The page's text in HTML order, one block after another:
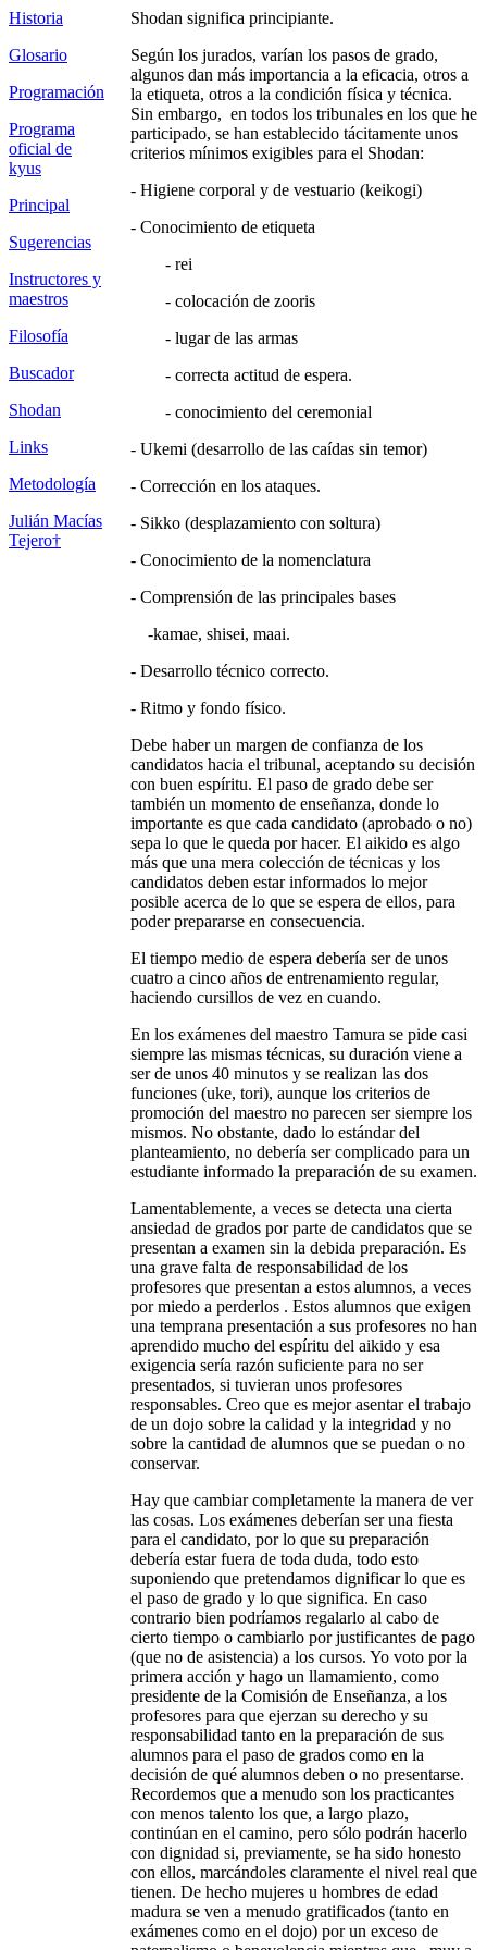
Historia
Glosario
Programación
Programa
oficial de
kyus
Principal
Sugerencias
Instructores y
maestros
Filosofía
Buscador
Shodan
Links
Metodología
Julián Macías
Tejero†
Shodan significa principiante.
Según los jurados, varían los pasos de grado,
algunos dan más importancia a la eficacia, otros a
la etiqueta, otros a la condición física y técnica.
Sin embargo, en todos los tribunales en los que he
participado, se han establecido tácitamente unos
criterios mínimos exigibles para el Shodan:
- Higiene corporal y de vestuario (keikogi)
- Conocimiento de etiqueta
- rei
- colocación de zooris
- lugar de las armas
- correcta actitud de espera.
- conocimiento del ceremonial
- Ukemi (desarrollo de las caídas sin temor)
- Corrección en los ataques.
- Sikko (desplazamiento con soltura)
- Conocimiento de la nomenclatura
- Comprensión de las principales bases
-kamae, shisei, maai.
- Desarrollo técnico correcto.
- Ritmo y fondo físico.
Debe haber un margen de confianza de los
candidatos hacia el tribunal, aceptando su decisión
con buen espíritu. El paso de grado debe ser
también un momento de enseñanza, donde lo
importante es que cada candidato (aprobado o no)
sepa lo que le queda por hacer. El aikido es algo
más que una mera colección de técnicas y los
candidatos deben estar informados lo mejor
posible acerca de lo que se espera de ellos, para
poder prepararse en consecuencia.
El tiempo medio de espera debería ser de unos
cuatro a cinco años de entrenamiento regular,
haciendo cursillos de vez en cuando.
En los exámenes del maestro Tamura se pide casi
siempre las mismas técnicas, su duración viene a
ser de unos 40 minutos y se realizan las dos
funciones (uke, tori), aunque los criterios de
promoción del maestro no parecen ser siempre los
mismos. No obstante, dado lo estándar del
planteamiento, no debería ser complicado para un
estudiante informado la preparación de su examen.
Lamentablemente, a veces se detecta una cierta
ansiedad de grados por parte de candidatos que se
presentan a examen sin la debida preparación. Es
una grave falta de responsabilidad de los
profesores que presentan a estos alumnos, a veces
por miedo a perderlos . Estos alumnos que exigen
una temprana presentación a sus profesores no han
aprendido mucho del espíritu del aikido y esa
exigencia sería razón suficiente para no ser
presentados, si tuvieran unos profesores
responsables. Creo que es mejor asentar el trabajo
de un dojo sobre la calidad y la integridad y no
sobre la cantidad de alumnos que se puedan o no
conservar.
Hay que cambiar completamente la manera de ver
las cosas. Los exámenes deberían ser una fiesta
para el candidato, por lo que su preparación
debería estar fuera de toda duda, todo esto
suponiendo que pretendamos dignificar lo que es
el paso de grado y lo que significa. En caso
contrario bien podríamos regalarlo al cabo de
cierto tiempo o cambiarlo por justificantes de pago
(que no de asistencia) a los cursos. Yo voto por la
primera acción y hago un llamamiento, como
presidente de la Comisión de Enseñanza, a los
profesores para que ejerzan su derecho y su
responsabilidad tanto en la preparación de sus
alumnos para el paso de grados como en la
decisión de qué alumnos deben o no presentarse.
Recordemos que a menudo son los practicantes
con menos talento los que, a largo plazo,
continúan en el camino, pero sólo podrán hacerlo
con dignidad si, previamente, se ha sido honesto
con ellos, marcándoles claramente el nivel real que
tienen. De hecho mujeres u hombres de edad
madura se ven a menudo gratificados (tanto en
exámenes como en el dojo) por un exceso de